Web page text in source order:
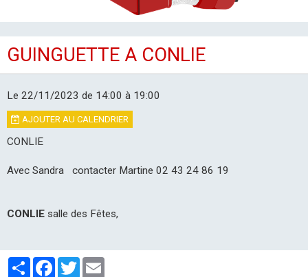
GUINGUETTE A CONLIE
Le 22/11/2023 de 14:00 à 19:00
AJOUTER AU CALENDRIER
CONLIE
Avec Sandra contacter Martine 02 43 24 86 19
CONLIE salle des Fêtes,
PartagerFacebook
Twitter